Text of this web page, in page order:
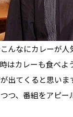
んなにカレーが
はカレーも食べ
出てくると思い
つ、番組をアピー